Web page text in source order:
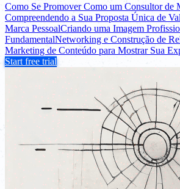
Como Se Promover Como um Consultor de
Compreendendo a Sua Proposta Única de
Marca PessoalCriando uma Imagem
FundamentalNetworking e Construção de
Marketing de Conteúdo para Mostrar Sua
Start free trial